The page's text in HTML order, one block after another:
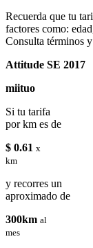
Recuerda que tu
factores como:
Consulta términos
Attitude SE 2017
miituo
Si tu tarifa
por km es de
$ 0.61 x
km
y recorres un
aproximado de
300km al
mes